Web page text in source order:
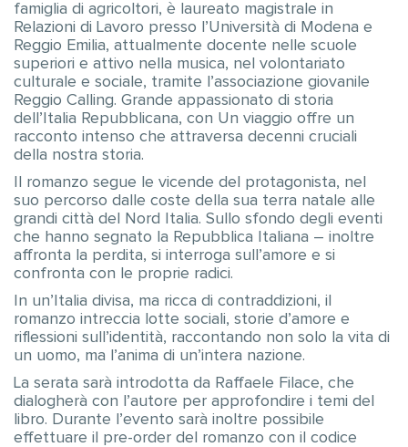
famiglia di agricoltori, è laureato magistrale in
Relazioni di Lavoro presso l’Università di Modena e
Reggio Emilia, attualmente docente nelle scuole
superiori e attivo nella musica, nel volontariato
culturale e sociale, tramite l’associazione giovanile
Reggio Calling. Grande appassionato di storia
dell’Italia Repubblicana, con Un viaggio offre un
racconto intenso che attraversa decenni cruciali
della nostra storia.
Il romanzo segue le vicende del protagonista, nel
suo percorso dalle coste della sua terra natale alle
grandi città del Nord Italia. Sullo sfondo degli eventi
che hanno segnato la Repubblica Italiana – inoltre
affronta la perdita, si interroga sull’amore e si
confronta con le proprie radici.
In un’Italia divisa, ma ricca di contraddizioni, il
romanzo intreccia lotte sociali, storie d’amore e
riflessioni sull’identità, raccontando non solo la vita di
un uomo, ma l’anima di un’intera nazione.
La serata sarà introdotta da Raffaele Filace, che
dialogherà con l’autore per approfondire i temi del
libro. Durante l’evento sarà inoltre possibile
effettuare il pre-order del romanzo con il codice